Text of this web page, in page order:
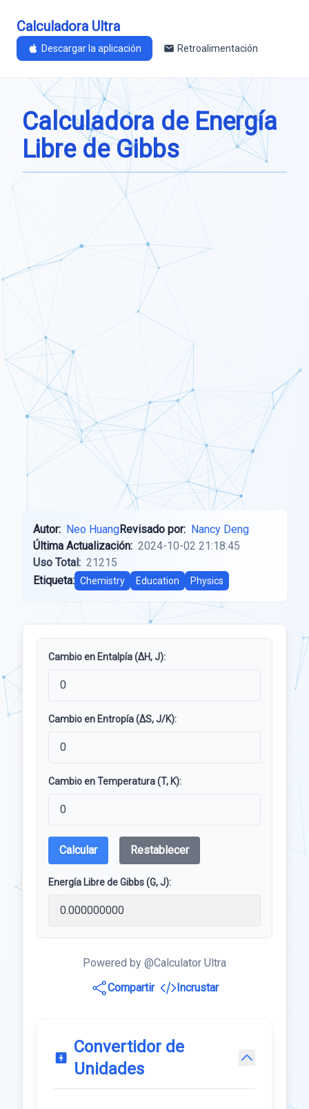
Calculadora Ultra
Descargar la aplicación Retroalimentación
Calculadora de Energía
Libre de Gibbs
Autor: Neo HuangRevisado por: Nancy Deng
Última Actualización: 2024-10-02 21:18:45
Uso Total: 21215
Etiqueta: Chemistry Education Physics
Cambio en Entalpía (ΔH, J):
Cambio en Entropía (ΔS, J/K):
Cambio en Temperatura (T, K):
Calcular Restablecer
Energía Libre de Gibbs (G, J):
Powered by @Calculator Ultra
Compartir
Incrustar
Convertidor de
Unidades